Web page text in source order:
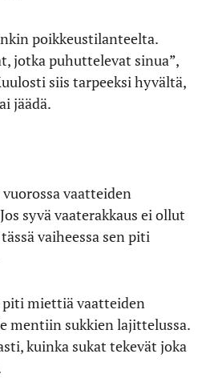
poikkeustilanteelta.
jotka puhuttelevat sinua”,
siis tarpeeksi hyvältä,
jäädä.
vaatteiden
syvä vaaterakkaus ei ollut
vaiheessa sen piti
piti miettiä vaatteiden
mentiin sukkien lajittelussa.
kuinka sukat tekevät joka